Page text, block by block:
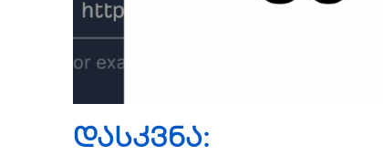
დასკვნა: